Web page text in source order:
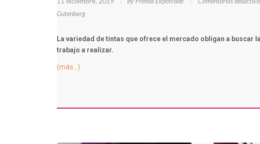
Gutenberg
La variedad de tintas que ofrece el mercado obligan a
trabajo a realizar.
(más…)